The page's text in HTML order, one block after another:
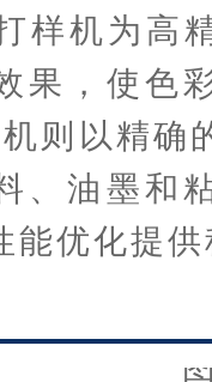
样机为高
果，使色
则以精确
、油墨和
能优化提